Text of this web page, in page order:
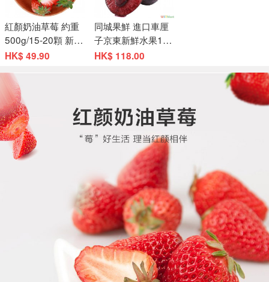
紅顏奶油草莓 約重
500g/15-20顆 新鮮
水果
HK$ 49.90
同城果鮮 進口車厘
子京東新鮮水果1kg
單果約28-30mm 大
HK$ 118.00